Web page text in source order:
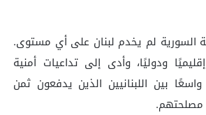
السورية لم يخدم لبنان على أي مستوى.
ودوليًا، وأدى إلى تداعيات أمنية
واسعًا بين اللبنانيين الذين يدفعون ثمن